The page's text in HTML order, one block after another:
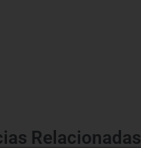
Relacionadas